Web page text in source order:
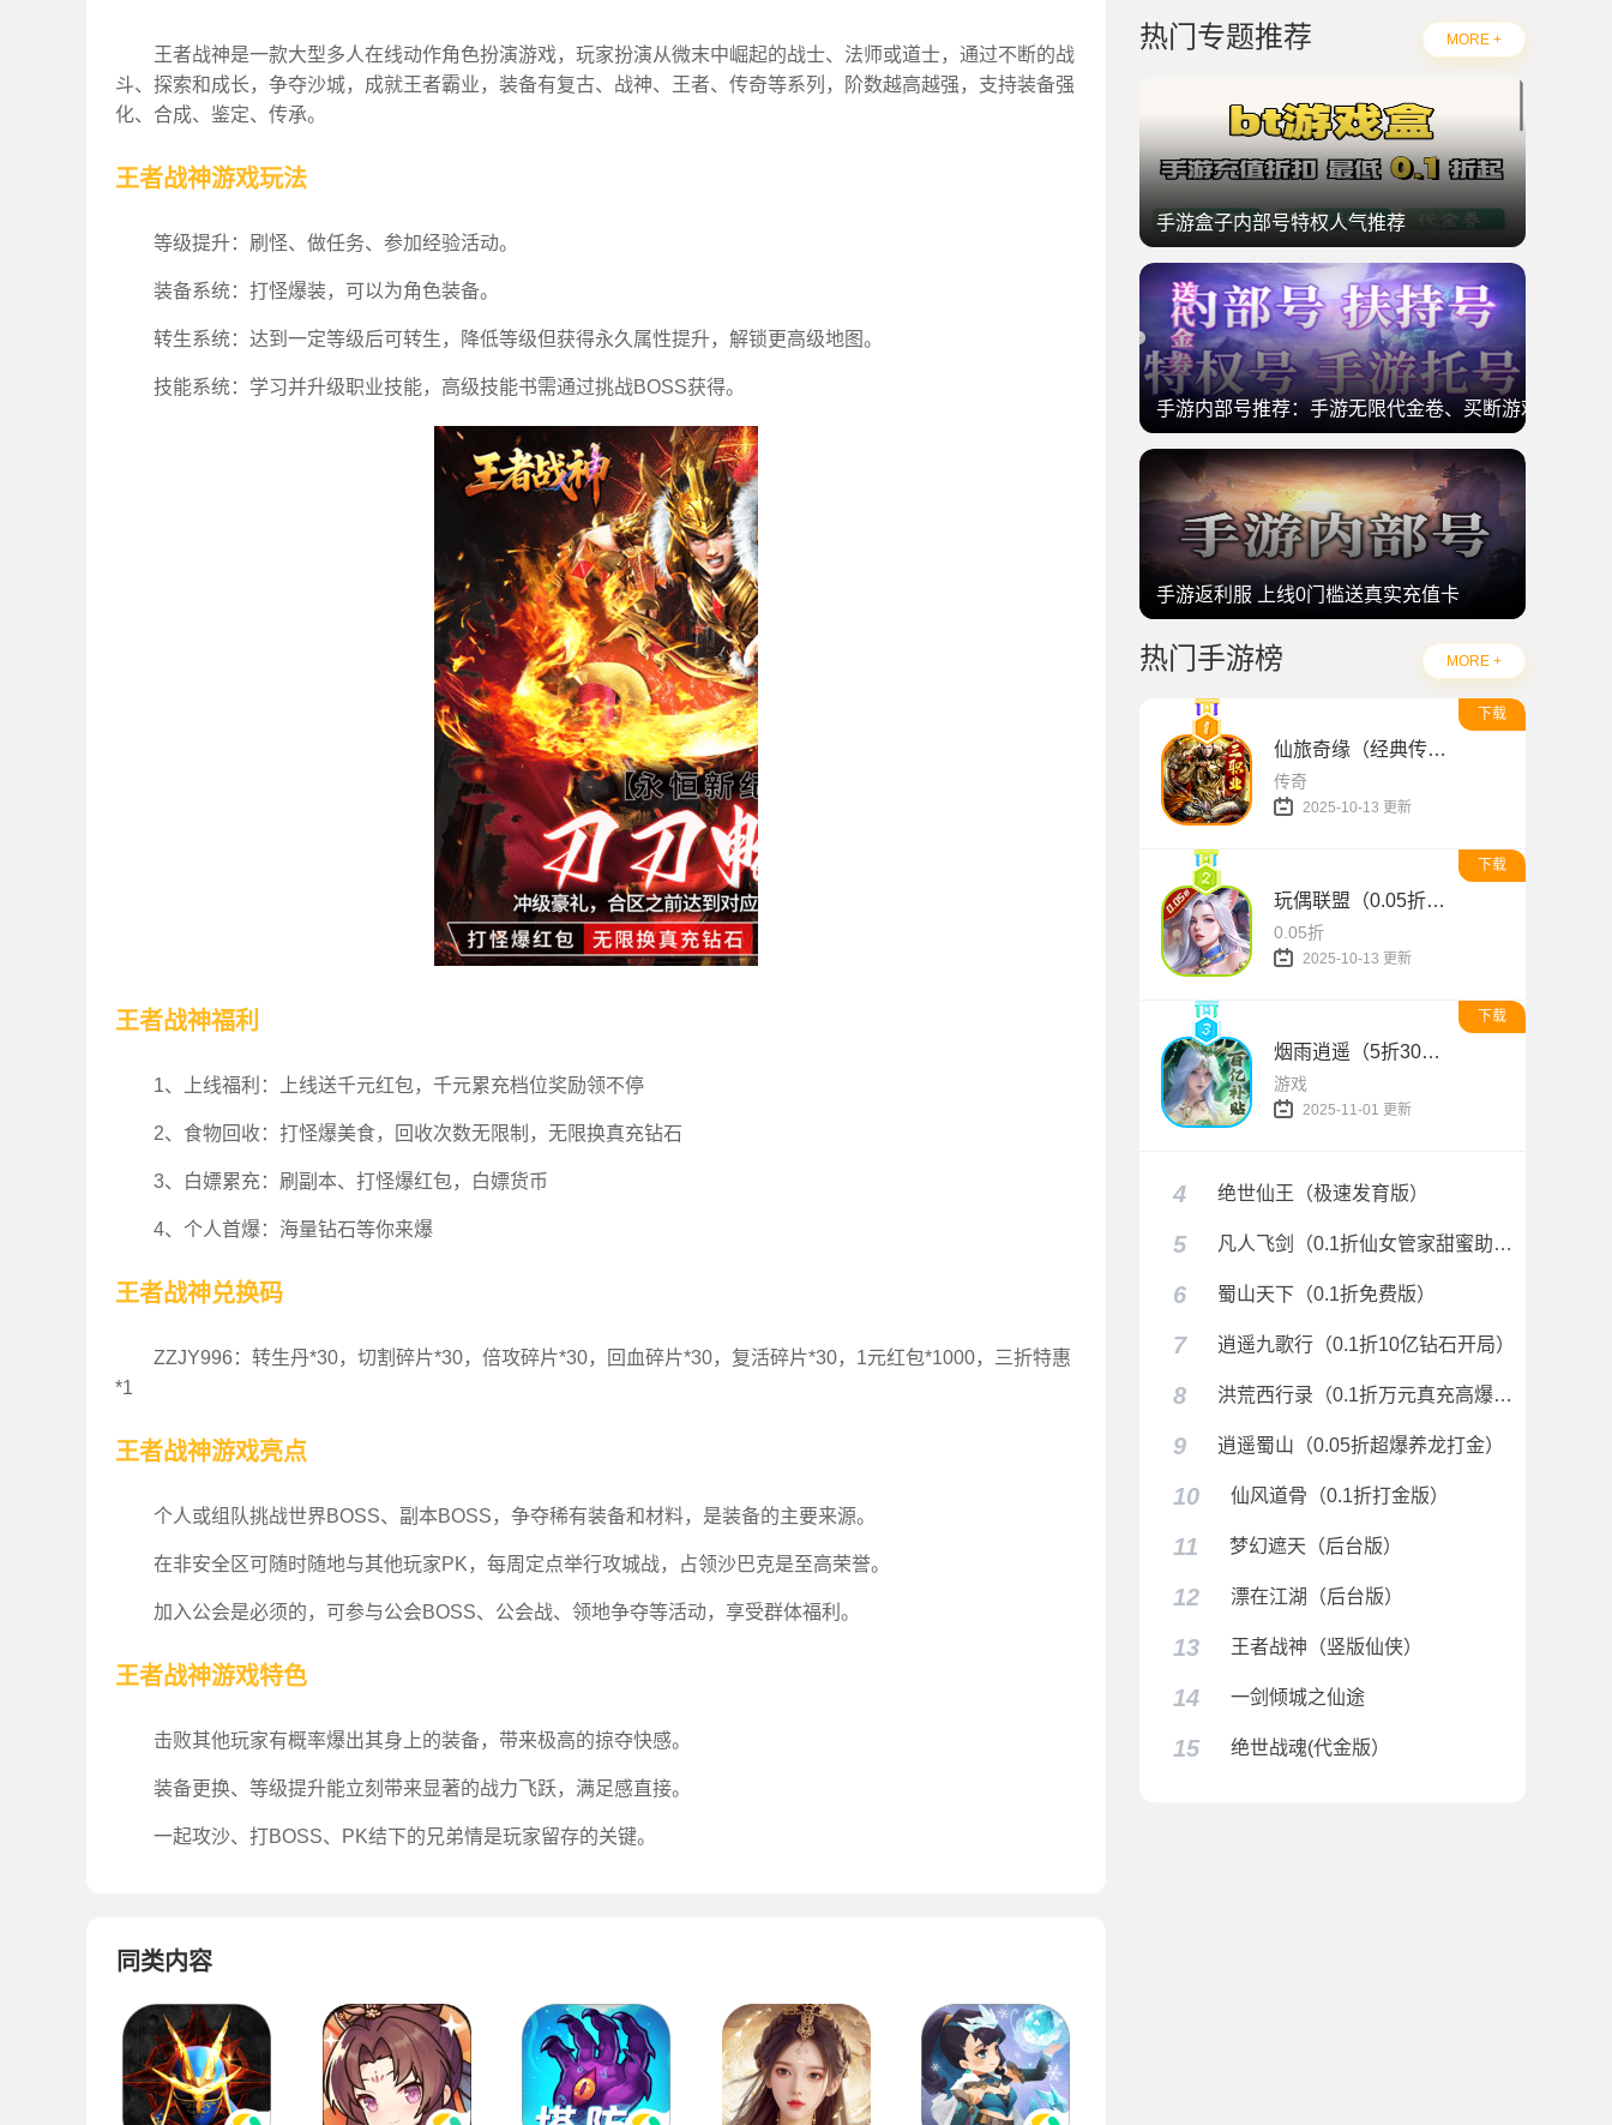
王者战神是一款大型多人在线动作角色扮演游戏，玩家扮演从微末中崛起的战士、法师或道士，通过不断的战
斗、探索和成长，争夺沙城，成就王者霸业，装备有复古、战神、王者、传奇等系列，阶数越高越强，支持装备强
化、合成、鉴定、传承。
王者战神游戏玩法
等级提升：刷怪、做任务、参加经验活动。
装备系统：打怪爆装，可以为角色装备。
转生系统：达到一定等级后可转生，降低等级但获得永久属性提升，解锁更高级地图。
技能系统：学习并升级职业技能，高级技能书需通过挑战BOSS获得。
王者战神福利
1、上线福利：上线送千元红包，千元累充档位奖励领不停
2、食物回收：打怪爆美食，回收次数无限制，无限换真充钻石
3、白嫖累充：刷副本、打怪爆红包，白嫖货币
4、个人首爆：海量钻石等你来爆
王者战神兑换码
ZZJY996：转生丹*30，切割碎片*30，倍攻碎片*30，回血碎片*30，复活碎片*30，1元红包*1000，三折特惠
*1
王者战神游戏亮点
个人或组队挑战世界BOSS、副本BOSS，争夺稀有装备和材料，是装备的主要来源。
在非安全区可随时随地与其他玩家PK，每周定点举行攻城战，占领沙巴克是至高荣誉。
加入公会是必须的，可参与公会BOSS、公会战、领地争夺等活动，享受群体福利。
王者战神游戏特色
击败其他玩家有概率爆出其身上的装备，带来极高的掠夺快感。
装备更换、等级提升能立刻带来显著的战力飞跃，满足感直接。
一起攻沙、打BOSS、PK结下的兄弟情是玩家留存的关键。
同类内容
热门专题推荐 MORE +
手游盒子内部号特权人气推荐
手游内部号推荐：手游无限代金卷、买断游戏
手游返利服 上线0门槛送真实充值卡
热门手游榜 MORE +
下载
仙旅奇缘（经典传奇三职业）
传奇
2025-10-13 更新
下载
玩偶联盟（0.05折开局领SR侍神）
0.05折
2025-10-13 更新
下载
烟雨逍遥（5折30倍返利版）
游戏
2025-11-01 更新
4 绝世仙王（极速发育版）
5 凡人飞剑（0.1折仙女管家甜蜜助阵）
6 蜀山天下（0.1折免费版）
7 逍遥九歌行（0.1折10亿钻石开局）
8 洪荒西行录（0.1折万元真充高爆版）
9 逍遥蜀山（0.05折超爆养龙打金）
10 仙风道骨（0.1折打金版）
11 梦幻遮天（后台版）
12 漂在江湖（后台版）
13 王者战神（竖版仙侠）
14 一剑倾城之仙途
15 绝世战魂(代金版）